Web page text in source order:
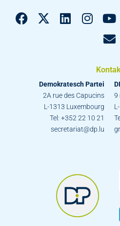
Demokratesch Partei
2A rue des Capucins
L-1313 Luxembourg
Tel: +352 22 10 21
secretariat@dp.lu
9